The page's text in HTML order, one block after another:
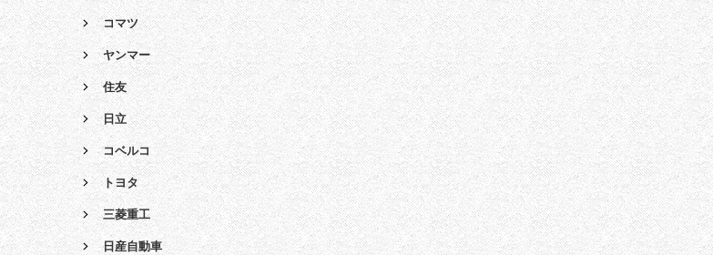
コマツ
ヤンマー
住友
日立
コベルコ
トヨタ
三菱重工
日産自動車